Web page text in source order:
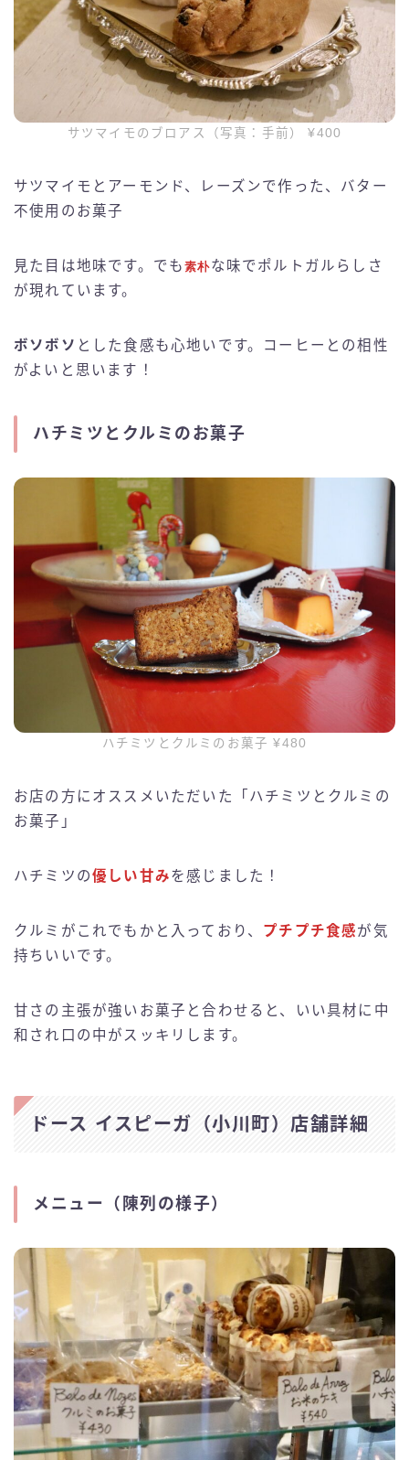
サツマイモのブロアス（写真：手前） ¥400
サツマイモとアーモンド、レーズンで作った、バター
不使用のお菓子
見た目は地味です。でも素朴な味でポルトガルらしさ
が現れています。
ボソボソ とした食感も心地いです。コーヒーとの相性
がよいと思います！
ハチミツとクルミのお菓子
ハチミツとクルミのお菓子 ¥480
お店の方にオススメいただいた「ハチミツとクルミの
お菓子」
ハチミツの優しい甘みを感じました！
クルミがこれでもかと入っており、 プチプチ食感が気
持ちいいです。
甘さの主張が強いお菓子と合わせると、いい具材に中
和され口の中がスッキリします。
ドース イスピーガ（小川町）店舗詳細
メニュー（陳列の様子）